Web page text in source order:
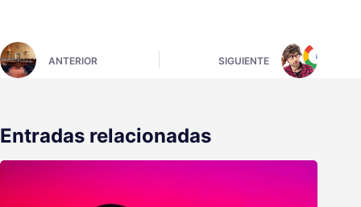
ANTERIOR SIGUIENTE
Entradas relacionadas